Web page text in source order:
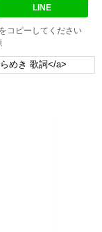
LINE
コピーしてください